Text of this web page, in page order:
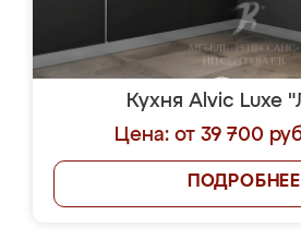
Кухня Alvic Luxe
Цена: от 39 700
ПОДРОБНЕЕ